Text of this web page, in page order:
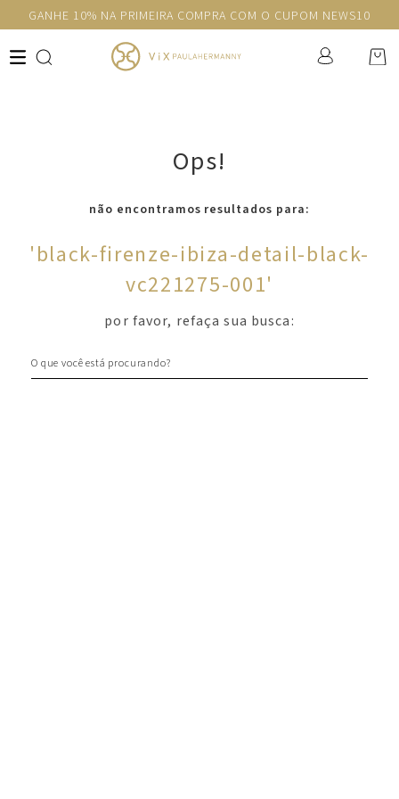
GANHE 10% NA PRIMEIRA COMPRA COM O CUPOM NEWS10
Ops!
não encontramos resultados para:
'black-firenze-ibiza-detail-black-
vc221275-001'
por favor, refaça sua busca: